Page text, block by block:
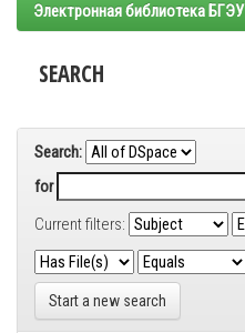
Электронная библиотека БГЭУ
SEARCH
Search:
for
Current filters:
Start a new search